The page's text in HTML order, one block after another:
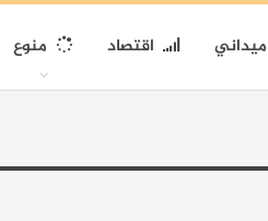
ميداني اقتصاد منوع